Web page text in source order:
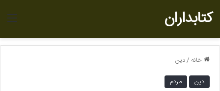
کتابداران
خانه /دین
دین
مردم